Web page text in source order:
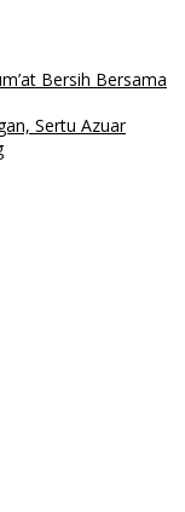
Bersih Bersama
Sertu Azuar